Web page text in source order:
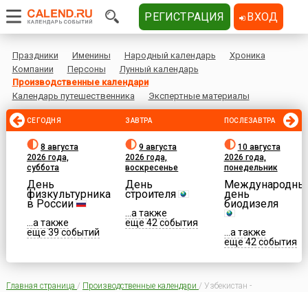
Праздники Именины Народный календарь
Хроника
Компании
Персоны
Лунный календарь
Производственные календари
Календарь путешественника
Экспертные материалы
СЕГОДНЯ
8 августа
2026 года,
суббота
День
физкультурника
в России
...а также
еще 39 событий
ЗАВТРА
9 августа
2026 года,
воскресенье
День
строителя
...а также
еще 42 события
ПОСЛЕЗАВТРА
10 августа
2026 года,
понедельник
день
биодизеля
...а также
еще 42 события
Главная страница / Производственные календари / Узбекистан -
РЕГИСТРАЦИЯ ВХОД